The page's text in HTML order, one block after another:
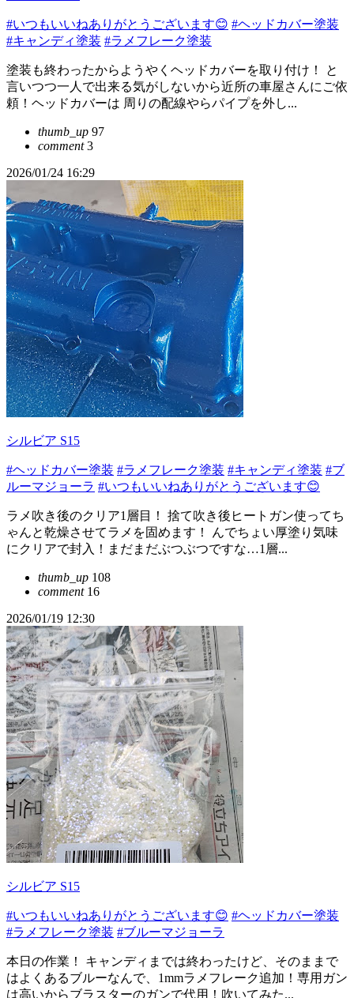
#いつもいいねありがとうございます😊 #ヘッドカバー塗装
#キャンディ塗装 #ラメフレーク塗装
塗装も終わったからようやくヘッドカバーを取り付け！ と
言いつつ一人で出来る気がしないから近所の車屋さんにご依
頼！ヘッドカバーは 周りの配線やらパイプを外し...
thumb_up 97
comment3
2026/01/24 16:29
シルビア S15
#ヘッドカバー塗装 #ラメフレーク塗装 #キャンディ塗装 #ブ
ルーマジョーラ #いつもいいねありがとうございます😊
ラメ吹き後のクリア1層目！ 捨て吹き後ヒートガン使ってち
ゃんと乾燥させてラメを固めます！ んでちょい厚塗り気味
にクリアで封入！まだまだぶつぶつですな…1層...
thumb_up 108
comment16
2026/01/19 12:30
シルビア S15
#いつもいいねありがとうございます😊 #ヘッドカバー塗装
#ラメフレーク塗装 #ブルーマジョーラ
本日の作業！ キャンディまでは終わったけど、そのままで
はよくあるブルーなんで、1mmラメフレーク追加！専用ガン
は高いからブラスターのガンで代用！吹いてみた...